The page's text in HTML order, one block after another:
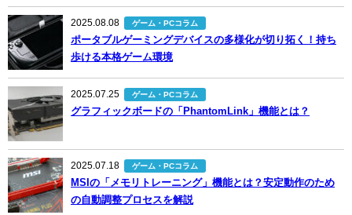
2025.08.08 ゲーム・PCコラム
ポータブルゲーミングデバイスの多様化が切り拓く！持ち
歩ける本格ゲーム環境
2025.07.25 ゲーム・PCコラム
グラフィックボードの「PhantomLink」機能とは？
2025.07.18 ゲーム・PCコラム
MSIの「メモリトレーニング」機能とは？安定動作のため
の自動調整プロセスを解説